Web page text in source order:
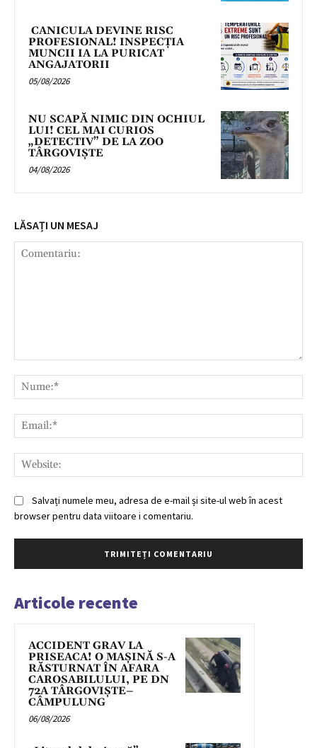
CANICULA DEVINE RISC
PROFESIONAL! INSPECȚIA
MUNCII IA LA PURICAT
ANGAJATORII
05/08/2026
NU SCAPĂ NIMIC DIN OCHIUL
LUI! CEL MAI CURIOS
„DETECTIV” DE LA ZOO
TÂRGOVIȘTE
04/08/2026
LĂSAȚI UN MESAJ
Salvați numele meu, adresa de e-mail și site-ul web în acest
browser pentru data viitoare i comentariu.
Articole recente
ACCIDENT GRAV LA
PRISEACA! O MAȘINĂ S-A
RĂSTURNAT ÎN AFARA
CAROSABILULUI, PE DN
72A TÂRGOVIȘTE–
CÂMPULUNG
06/08/2026